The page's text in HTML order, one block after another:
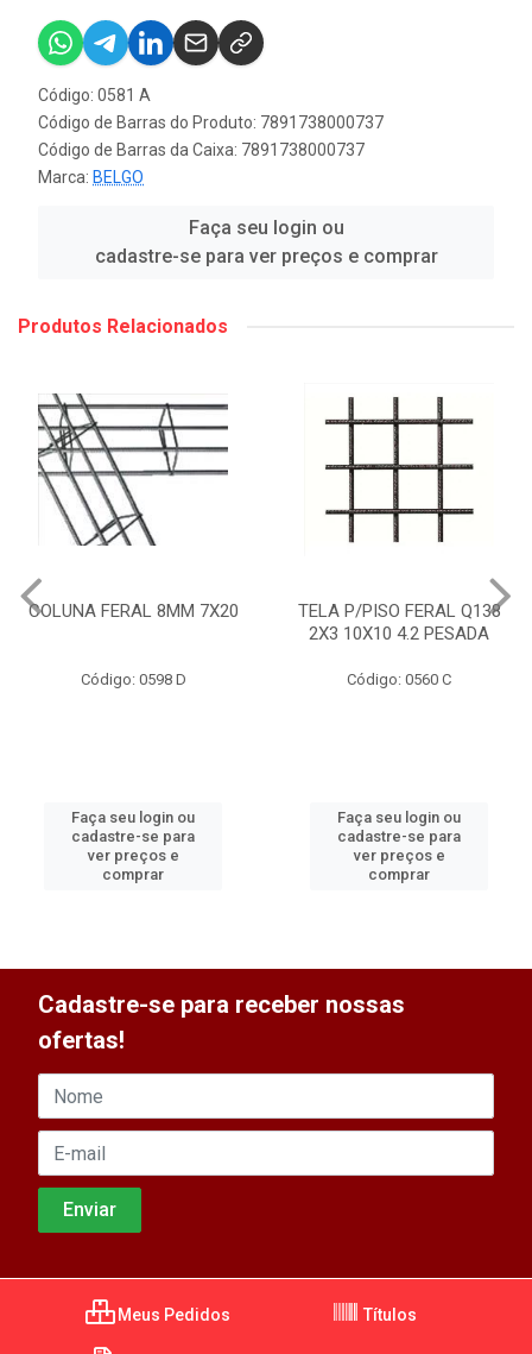
Código: 0581 A
Código de Barras do Produto: 7891738000737
Código de Barras da Caixa: 7891738000737
Marca: BELGO
Faça seu login ou
cadastre-se para ver preços e comprar
Produtos Relacionados
COLUNA FERAL 8MM 7X20
Código: 0598 D
Faça seu login ou
cadastre-se para
ver preços e
comprar
TELA P/PISO FERAL Q138
2X3 10X10 4.2 PESADA
Código: 0560 C
Faça seu login ou
cadastre-se para
ver preços e
comprar
Cadastre-se para receber nossas
ofertas!
Meus Pedidos Títulos